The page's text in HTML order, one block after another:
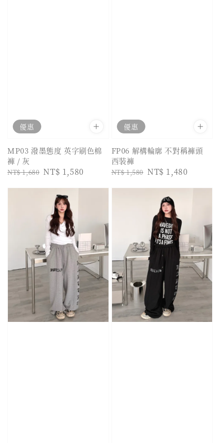
優惠
MP03 潑墨態度 英字刷色棉
褲 / 灰
Regular
NT$ 1,680 Sale
NT$ 1,580
優惠
FP06 解構輪廓 不對稱褲頭
西裝褲
Regular
NT$ 1,580 Sale
NT$ 1,480